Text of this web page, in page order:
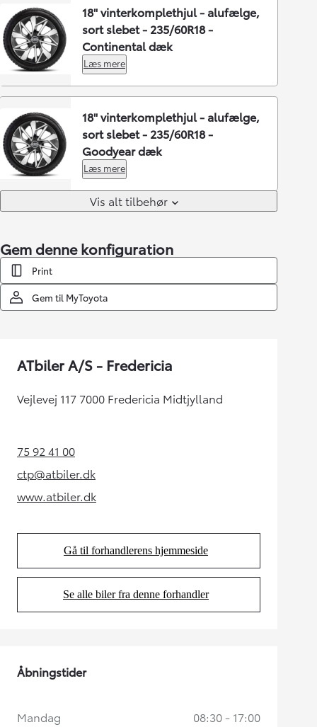
18" vinterkomplethjul - alufælge,
sort slebet - 235/60R18 -
Continental dæk
Læs mere
18" vinterkomplethjul - alufælge,
sort slebet - 235/60R18 -
Goodyear dæk
Læs mere
Vis alt tilbehør
Gem denne konfiguration
Print
Gem til MyToyota
ATbiler A/S - Fredericia
Vejlevej 117 7000 Fredericia Midtjylland
75 92 41 00(Opens in new tab)
ctp@atbiler.dk(Opens in new tab)
www.atbiler.dk(Opens in new tab)
Gå til forhandlerens hjemmeside
(Opens in new tab)
Se alle biler fra denne forhandler
(Opens in new tab)
Åbningstider
Mandag 08:30 - 17:00